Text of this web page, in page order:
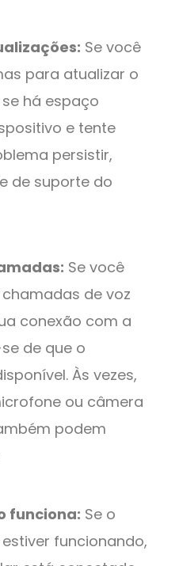
Se você
para atualizar o
há espaço
e tente
persistir,
de suporte do
Se você
de voz
conexão com a
de que o
Às vezes,
ou câmera
podem
funciona: Se o
funcionando,